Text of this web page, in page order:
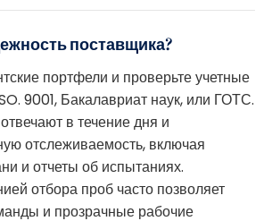
поставщика?
портфели и проверьте учетные
9001, Бакалавриат наук, или ГОТС.
в течение дня и
отслеживаемость, включая
и отчеты об испытаниях.
отбора проб часто позволяет
и прозрачные рабочие